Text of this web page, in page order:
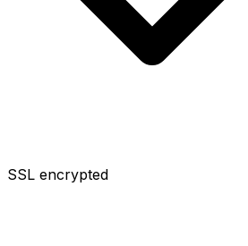
SSL encrypted